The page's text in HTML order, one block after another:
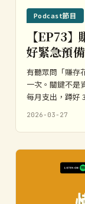
Podcast節目
【EP73
好緊急預
有聽眾問「賺存
一次。關鍵不是
每月支出，蹲
2026-03-27